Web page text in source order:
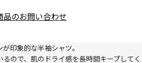
品のお問い合わせ
印象的な半袖シャツ。
ので、肌のドライ感を長時間キープしてく